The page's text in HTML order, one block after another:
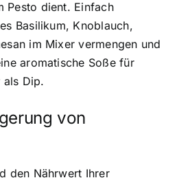
Pesto dient. Einfach
Basilikum, Knoblauch,
im Mixer vermengen und
aromatische Soße für
als Dip.
von
den Nährwert Ihrer